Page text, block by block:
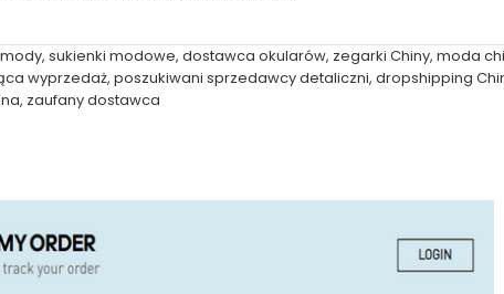
, sukienki modowe, dostawca okularów, zegarki Chiny, moda
wyprzedaż, poszukiwani sprzedawcy detaliczni, dropshipping
, zaufany dostawca